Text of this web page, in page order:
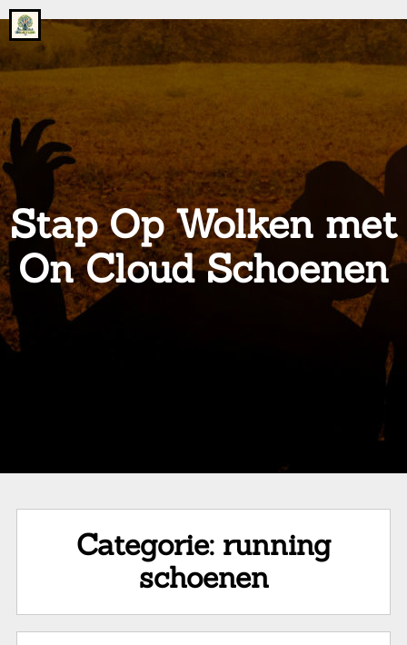
Go
to
the
home
onsgrotegezin.nl
Stap Op Wolken met
On Cloud Schoenen
Categorie: running
schoenen